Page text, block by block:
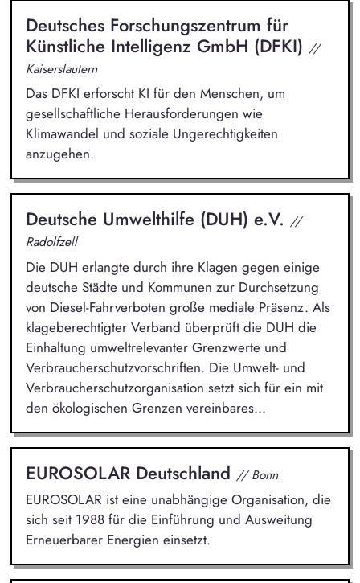
Deutsches Forschungszentrum für
Künstliche Intelligenz GmbH (DFKI) //
Kaiserslautern
Das DFKI erforscht KI für den Menschen, um
gesellschaftliche Herausforderungen wie
Klimawandel und soziale Ungerechtigkeiten
anzugehen.
Deutsche Umwelthilfe (DUH) e.V. //
Radolfzell
Die DUH erlangte durch ihre Klagen gegen einige
deutsche Städte und Kommunen zur Durchsetzung
von Diesel-Fahrverboten große mediale Präsenz. Als
klageberechtigter Verband überprüft die DUH die
Einhaltung umweltrelevanter Grenzwerte und
Verbraucherschutzvorschriften. Die Umwelt- und
Verbraucherschutzorganisation setzt sich für ein mit
den ökologischen Grenzen vereinbares...
EUROSOLAR Deutschland // Bonn
EUROSOLAR ist eine unabhängige Organisation, die
sich seit 1988 für die Einführung und Ausweitung
Erneuerbarer Energien einsetzt.